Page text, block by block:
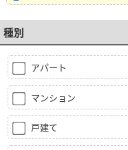
種別
アパート
マンション
戸建て